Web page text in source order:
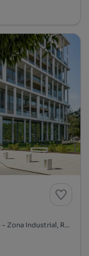
Rua do Engenheiro Ferreira Dias, Viso - Zona Industrial, Ramalde, Porto, Porto